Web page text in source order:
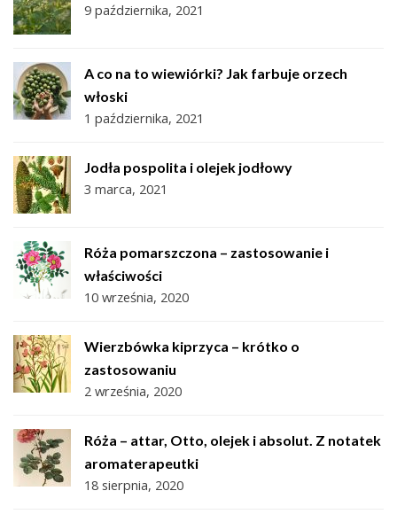
9 października, 2021
A co na to wiewiórki? Jak farbuje orzech
włoski
1 października, 2021
Jodła pospolita i olejek jodłowy
3 marca, 2021
Róża pomarszczona – zastosowanie i
właściwości
10 września, 2020
Wierzbówka kiprzyca – krótko o
zastosowaniu
2 września, 2020
Róża – attar, Otto, olejek i absolut. Z notatek
aromaterapeutki
18 sierpnia, 2020